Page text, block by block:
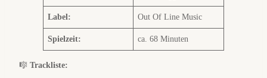
Label: Out Of Line Music
Spielzeit: ca. 68 Minuten
🎼 Trackliste: